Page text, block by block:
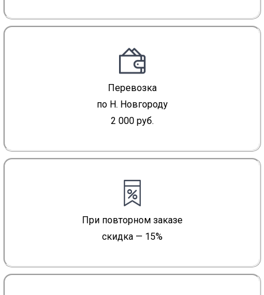
Перевозка
по Н. Новгороду
2 000 руб.
При повторном заказе
скидка — 15%